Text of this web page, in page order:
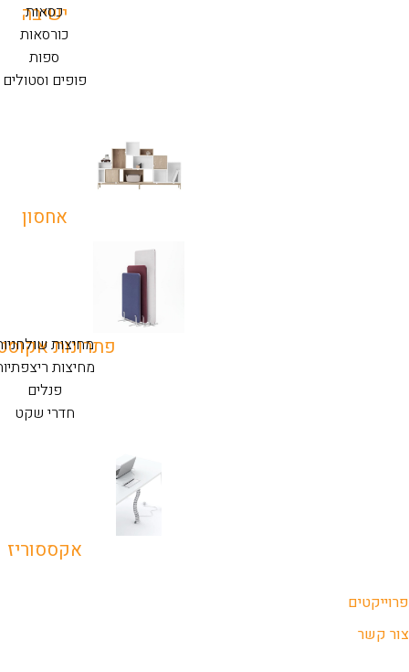
ישיבה
כסאות
כורסאות
ספות
פופים וסטולים
אחסון
פתרונות
מחיצות
מחיצות
פנלים
חדרי שקט
אקססוריז
פרוייקטים
צור קשר